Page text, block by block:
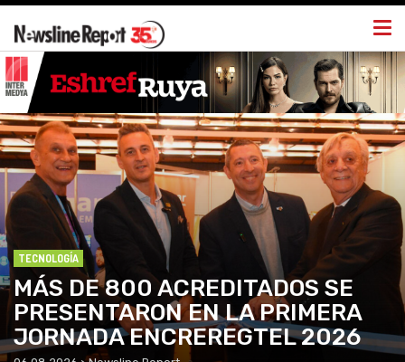
TECNOLOGÍA
MÁS DE 800 ACREDITADOS SE
PRESENTARON EN LA PRIMERA
JORNADA ENCREREGTEL 2026